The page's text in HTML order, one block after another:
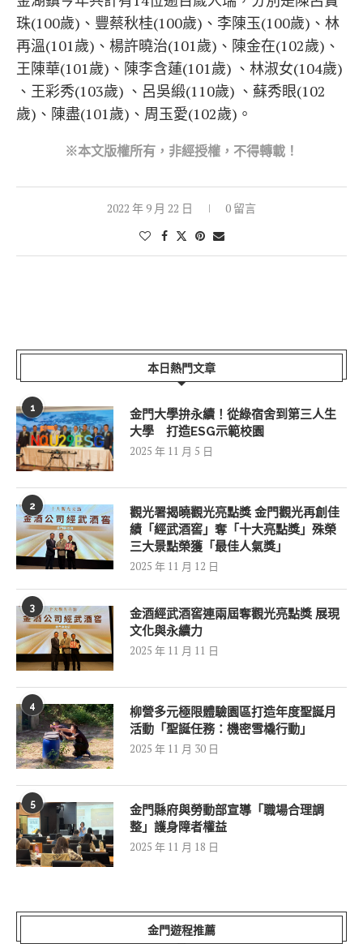
珠(100歲)、豐蔡秋桂(100歲)、李陳玉(100歲)、林
再溫(101歲)、楊許曉治(101歲)、陳金在(102歲)、
王陳華(101歲)、陳李含蓮(101歲) 、林淑女(104歲)
、王彩秀(103歲) 、呂吳緞(110歲) 、蘇秀眼(102
歲)、陳盡(101歲)、周玉愛(102歲)。
※本文版權所有，非經授權，不得轉載！
2022 年 9 月 22 日 0 留言
本日熱門文章
1
金門大學拚永續！從綠宿舍到第三人生
大學 打造ESG示範校園
2025 年 11 月 5 日
2
觀光署揭曉觀光亮點獎 金門觀光再創佳
績「經武酒窖」奪「十大亮點獎」殊榮
三大景點榮獲「最佳人氣獎」
2025 年 11 月 12 日
3
金酒經武酒窖連兩屆奪觀光亮點獎 展現
文化與永續力
2025 年 11 月 11 日
4
柳營多元極限體驗園區打造年度聖誕月
活動「聖誕任務：機密雪橇行動」
2025 年 11 月 30 日
5
金門縣府與勞動部宣導「職場合理調
整」護身障者權益
2025 年 11 月 18 日
金門遊程推薦